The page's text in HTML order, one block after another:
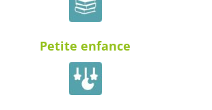
Petite enfance